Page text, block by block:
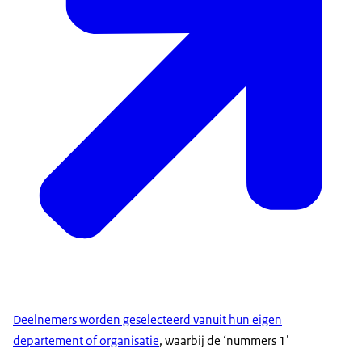
Deelnemers worden geselecteerd vanuit hun eigen
departement of organisatie, waarbij de ‘nummers 1’